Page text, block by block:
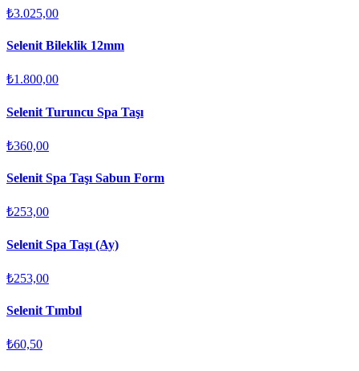
₺3.025,00
Selenit Bileklik 12mm
₺1.800,00
Selenit Turuncu Spa Taşı
₺360,00
Selenit Spa Taşı Sabun Form
₺253,00
Selenit Spa Taşı (Ay)
₺253,00
Selenit Tımbıl
₺60,50